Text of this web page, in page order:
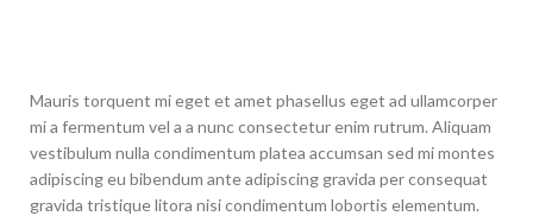
Mauris torquent mi eget et amet phasellus eget ad ullamcorper
mi a fermentum vel a a nunc consectetur enim rutrum. Aliquam
vestibulum nulla condimentum platea accumsan sed mi montes
adipiscing eu bibendum ante adipiscing gravida per consequat
gravida tristique litora nisi condimentum lobortis elementum.